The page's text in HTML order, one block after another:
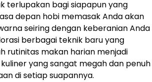
terlupakan bagi siapapun yang
depan hobi memasak Anda akan
seiring dengan keberanian Anda
berbagai teknik baru yang
rutinitas makan harian menjadi
yang sangat megah dan penuh
di setiap suapannya.